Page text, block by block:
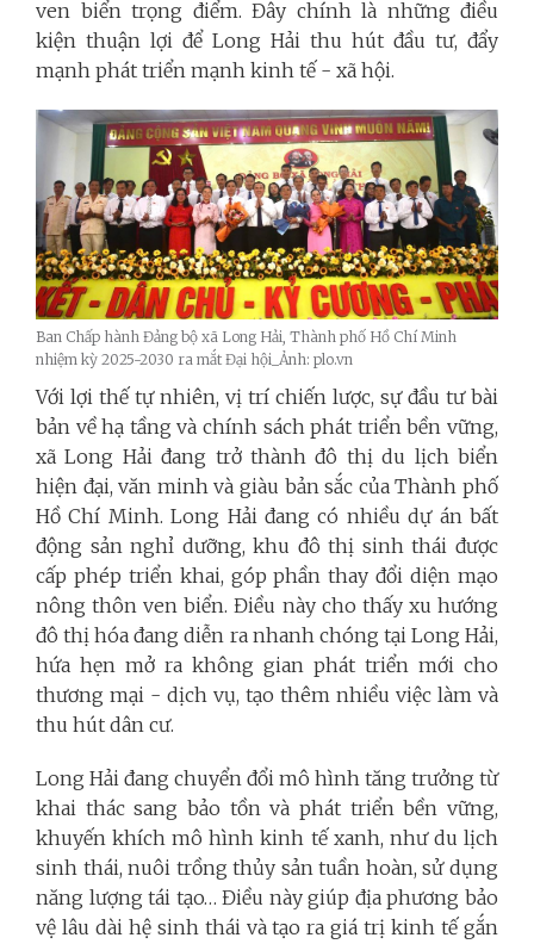
ven biển trọng điểm. Đây chính là những điều
kiện thuận lợi để Long Hải thu hút đầu tư, đẩy
mạnh phát triển mạnh kinh tế - xã hội.
Ban Chấp hành Đảng bộ xã Long Hải, Thành phố Hồ Chí Minh
nhiệm kỳ 2025-2030 ra mắt Đại hội_Ảnh: plo.vn
Với lợi thế tự nhiên, vị trí chiến lược, sự đầu tư bài
bản về hạ tầng và chính sách phát triển bền vững,
xã Long Hải đang trở thành đô thị du lịch biển
hiện đại, văn minh và giàu bản sắc của Thành phố
Hồ Chí Minh. Long Hải đang có nhiều dự án bất
động sản nghỉ dưỡng, khu đô thị sinh thái được
cấp phép triển khai, góp phần thay đổi diện mạo
nông thôn ven biển. Điều này cho thấy xu hướng
đô thị hóa đang diễn ra nhanh chóng tại Long Hải,
hứa hẹn mở ra không gian phát triển mới cho
thương mại - dịch vụ, tạo thêm nhiều việc làm và
thu hút dân cư.
Long Hải đang chuyển đổi mô hình tăng trưởng từ
khai thác sang bảo tồn và phát triển bền vững,
khuyến khích mô hình kinh tế xanh, như du lịch
sinh thái, nuôi trồng thủy sản tuần hoàn, sử dụng
năng lượng tái tạo… Điều này giúp địa phương bảo
vệ lâu dài hệ sinh thái và tạo ra giá trị kinh tế gắn